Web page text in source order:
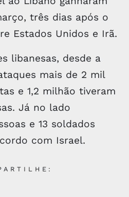
três dias após o
Estados Unidos e Irã.
libanesas, desde a
mais de 2 mil
e 1,2 milhão tiveram
Já no lado
e 13 soldados
com Israel.